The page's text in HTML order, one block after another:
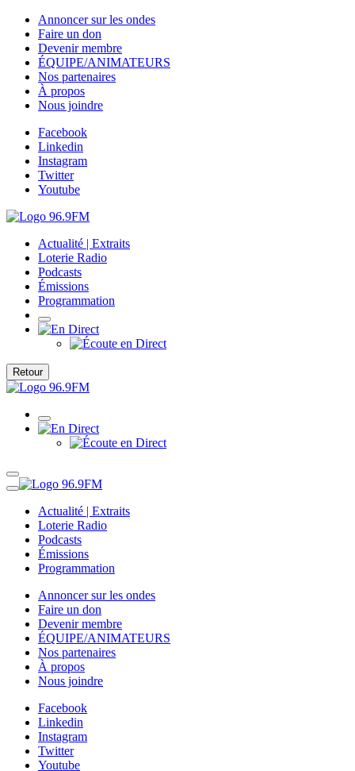
Annoncer sur les ondes
Faire un don
Devenir membre
ÉQUIPE/ANIMATEURS
Nos partenaires
À propos
Nous joindre
Facebook
Linkedin
Instagram
Twitter
Youtube
Actualité | Extraits
Loterie Radio
Podcasts
Émissions
Programmation
Retour
Actualité | Extraits
Loterie Radio
Podcasts
Émissions
Programmation
Annoncer sur les ondes
Faire un don
Devenir membre
ÉQUIPE/ANIMATEURS
Nos partenaires
À propos
Nous joindre
Facebook
Linkedin
Instagram
Twitter
Youtube